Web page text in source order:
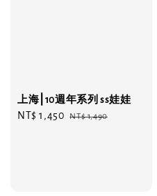
上海⎮10週年系列 ss娃娃
Sale
NT$ 1,450 Regular
NT$ 1,490